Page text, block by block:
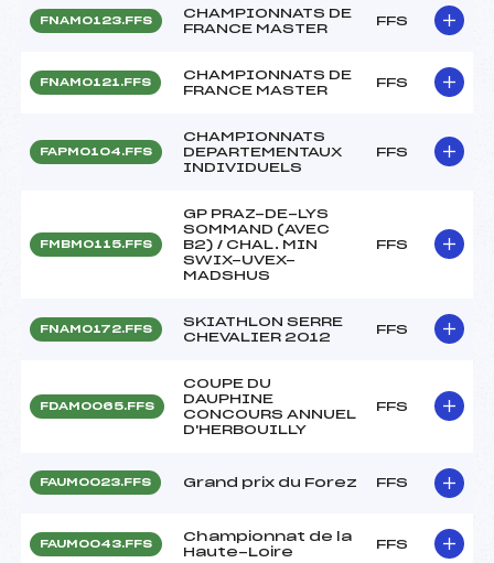
FNAM0123.FFS
CHAMPIONNATS DE
FRANCE MASTER
FFS
FNAM0121.FFS
CHAMPIONNATS DE
FRANCE MASTER
FFS
FAPM0104.FFS
CHAMPIONNATS
DEPARTEMENTAUX
INDIVIDUELS
FFS
FMBM0115.FFS
GP PRAZ-DE-LYS
SOMMAND (AVEC
B2) / CHAL. MIN
SWIX-UVEX-
MADSHUS
FFS
FNAM0172.FFS
SKIATHLON SERRE
CHEVALIER 2012
FFS
FDAM0065.FFS
COUPE DU
DAUPHINE
CONCOURS ANNUEL
D'HERBOUILLY
FFS
FAUM0023.FFS Grand prix du Forez FFS
FAUM0043.FFS
Championnat de la
Haute-Loire
FFS